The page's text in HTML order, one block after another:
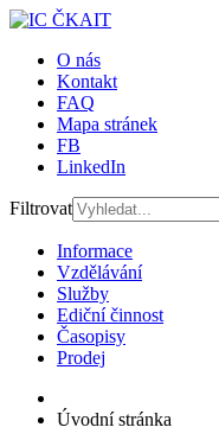
O nás
Kontakt
FAQ
Mapa stránek
FB
LinkedIn
Filtrovat
Informace
Vzdělávání
Služby
Ediční činnost
Časopisy
Prodej
Úvodní stránka